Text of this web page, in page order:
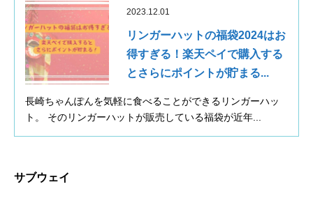
2023.12.01
リンガーハットの福袋2024はお
得すぎる！楽天ペイで購入する
とさらにポイントが貯まる...
長崎ちゃんぽんを気軽に食べることができるリンガーハッ
ト。 そのリンガーハットが販売している福袋が近年...
サブウェイ